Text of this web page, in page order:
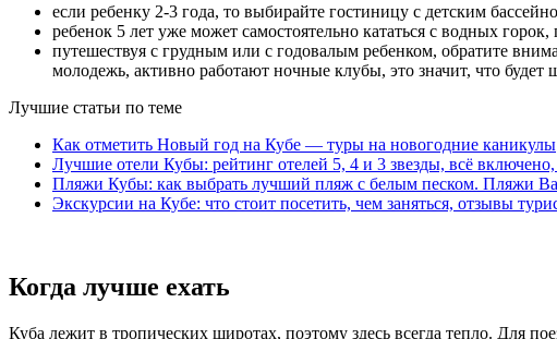
если ребенку 2-3 года, то выбирайте гостиницу с детским
ребенок 5 лет уже может самостоятельно кататься с водных
путешествуя с грудным или с годовалым ребенком, обратите
молодежь, активно работают ночные клубы, это значит, что
Лучшие статьи по теме
Как отметить Новый год на Кубе — туры на новогодние каникулы
Лучшие отели Кубы: рейтинг отелей 5, 4 и 3 звезды, всё
Пляжи Кубы: как выбрать лучший пляж с белым песком. Пляжи
Экскурсии на Кубе: что стоит посетить, чем заняться, отзывы
Когда лучше ехать
Куба лежит в тропических широтах, поэтому здесь всегда тепло. Для